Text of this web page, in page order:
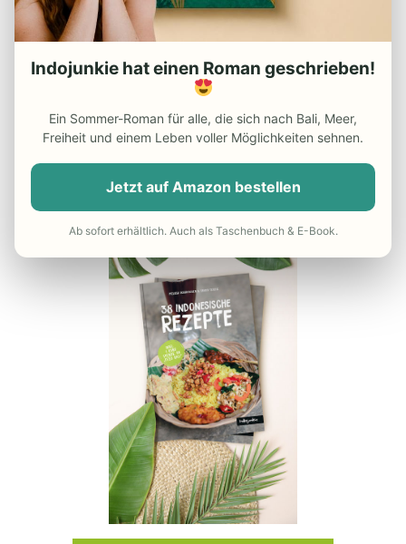
– Die besten Indonesien
Reiseführer
– Günstiger Flug nach Indonesien
– Do’s and Dont’s in Indonesien
– Reisekrankenversicherung
UNSER INDONESIEN-KOCHBUCH
Indojunkie hat einen Roman geschrieben!
Ein Sommer-Roman für alle, die sich nach Bali, Meer,
Freiheit und einem Leben voller Möglichkeiten sehnen.
Jetzt auf Amazon bestellen
Ab sofort erhältlich. Auch als Taschenbuch & E-Book.